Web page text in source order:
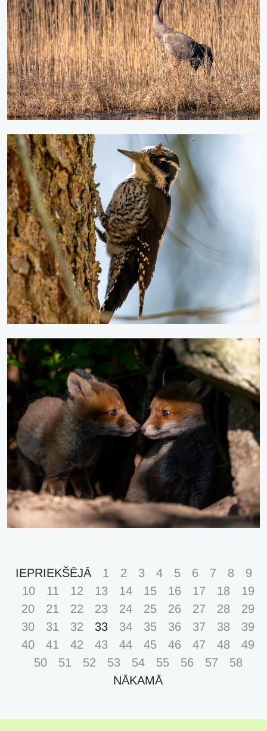
IEPRIEKŠĒJĀ 1 2 3 4 5 6 7 8
9
10
11 12 13 14 15 16 17 18
19
20
21 22 23 24 25 26 27 28
29
30
31 32 33 34 35 36 37 38
39
40
41 42 43 44 45 46 47 48
49
50
51 52 53 54 55 56 57
58
NĀKAMĀ